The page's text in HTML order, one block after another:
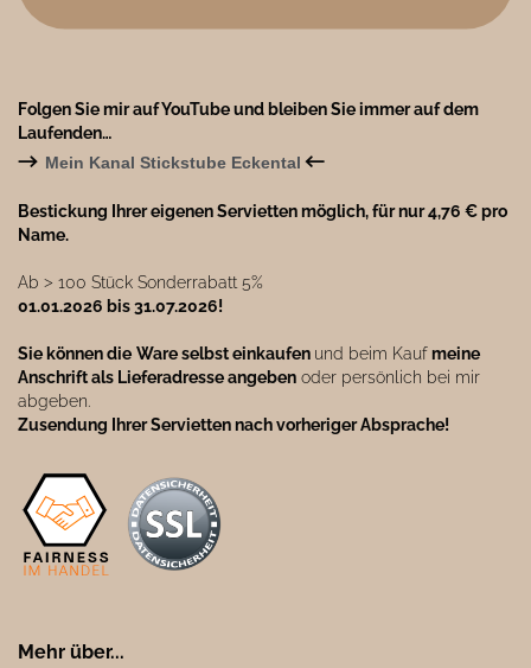
Folgen Sie mir auf YouTube und bleiben Sie immer auf dem
Laufenden…
→ Mein Kanal Stickstube Eckental ←
Bestickung Ihrer eigenen Servietten möglich, für nur 4,76 € pro
Name.
Ab ˃ 100 Stück Sonderrabatt 5%
01.01.2026 bis 31.07.2026!
Sie können die Ware selbst einkaufen und beim Kaufmeine
Anschrift als Lieferadresse angeben oder persönlich bei mir
abgeben.
Zusendung Ihrer Servietten nach vorheriger Absprache!
Mehr über...